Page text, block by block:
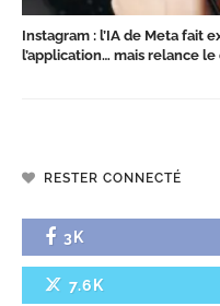
Instagram : l’IA de Meta fait
l’application… mais relance
RESTER CONNECTÉ
3K
7.6K